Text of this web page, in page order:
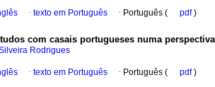
· texto em Português · Português ( pdf)
com casais portugueses numa
Rodrigues
· texto em Português · Português ( pdf)